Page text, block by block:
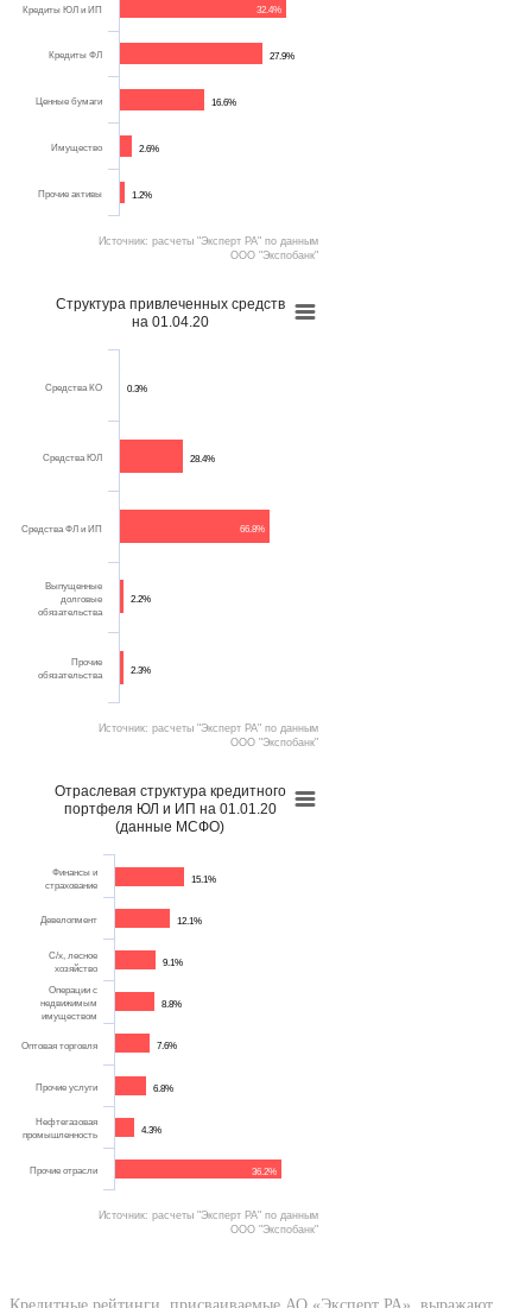
32.4%
27.9%
16.6%
2.6%
1.2%
Кредиты ЮЛ и ИП
Кредиты ФЛ
Ценные бумаги
Имущество
Прочие активы
Источник: расчеты "Эксперт РА" по данным
ООО "Экспобанк"
Структура привлеченных средств
на 01.04.20
0.3%
28.4%
66.8%
2.2%
2.3%
Средства КО
Средства ЮЛ
Средства ФЛ и ИП
Выпущенные
долговые
обязательства
Прочие
обязательства
Источник: расчеты "Эксперт РА" по данным
ООО "Экспобанк"
Отраслевая структура кредитного
портфеля ЮЛ и ИП на 01.01.20
(данные МСФО)
15.1%
12.1%
9.1%
8.8%
7.6%
6.8%
4.3%
36.2%
Финансы и
страхование
Девелопмент
С/х, лесное
хозяйство
Операции с
недвижимым
имуществом
Оптовая торговля
Прочие услуги
Нефтегазовая
промышленность
Прочие отрасли
Источник: расчеты "Эксперт РА" по данным
ООО "Экспобанк"
Кредитные рейтинги, присваиваемые АО «Эксперт РА», выражают